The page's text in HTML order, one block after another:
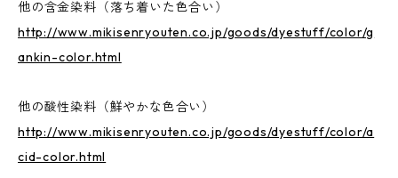
他の含金染料（落ち着いた色合い）
http://www.mikisenryouten.co.jp/goods/dyestuff/color/g
ankin-color.html
他の酸性染料（鮮やかな色合い）
http://www.mikisenryouten.co.jp/goods/dyestuff/color/a
cid-color.html